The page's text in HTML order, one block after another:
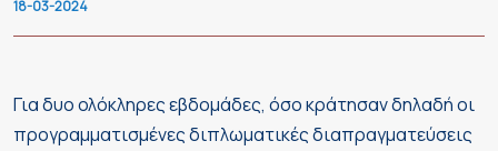
18-03-2024
Για δυο ολόκληρες εβδομάδες, όσο κράτησαν δηλαδή οι
προγραμματισμένες διπλωματικές διαπραγματεύσεις